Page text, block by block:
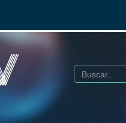
Buscar